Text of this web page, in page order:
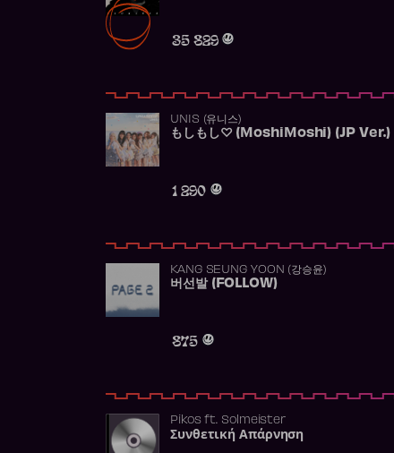
35 829
UNIS (유니스)
もしもし♡ (MoshiMoshi) (JP Ver.)
1 290
KANG SEUNG YOON (강승윤)
버선발 (FOLLOW)
875
Pikosft. Solmeister
Συνθετική Απάρνηση